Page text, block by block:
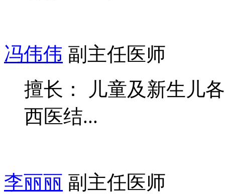
冯伟伟 副主任医师
擅长： 儿童及新生儿
西医结...
李丽丽 副主任医师